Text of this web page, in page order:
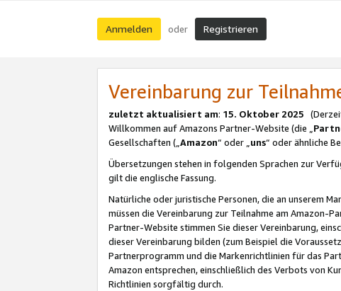
Anmelden oder Registrieren
Vereinbarung zur
zuletzt aktualisiert am: 15. Oktober 2025
Willkommen auf Amazons Partner-Website (die „
Gesellschaften („Amazon“ oder „uns“ oder ähnliche
Übersetzungen stehen in folgenden Sprachen zur
gilt die englische Fassung.
Natürliche oder juristische Personen, die an unserem
müssen die Vereinbarung zur Teilnahme am Amazon-
Partner-Website stimmen Sie dieser Vereinbarung,
dieser Vereinbarung bilden (zum Beispiel die
Partnerprogramm und die Markenrichtlinien für das
Amazon entsprechen, einschließlich des Verbots von
Richtlinien sorgfältig durch.